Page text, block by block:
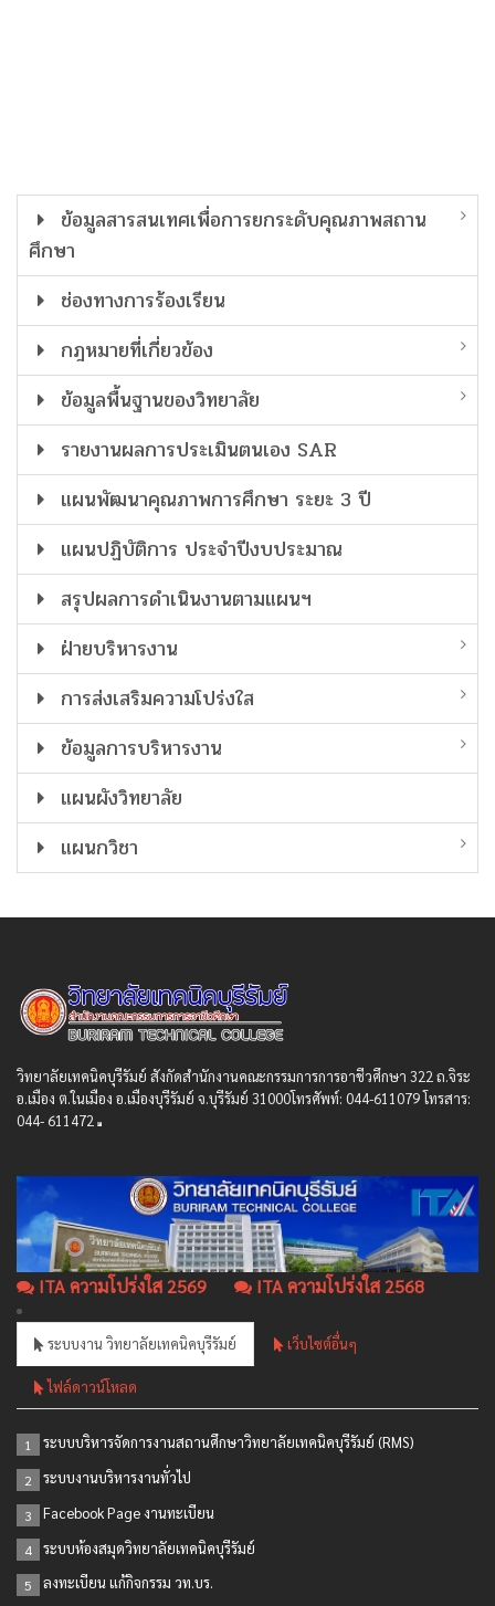
ข้อมูลสารสนเทศเพื่อการยกระดับคุณภาพสถาน
ศึกษา
ช่องทางการร้องเรียน
กฎหมายที่เกี่ยวข้อง
ข้อมูลพื้นฐานของวิทยาลัย
รายงานผลการประเมินตนเอง SAR
แผนพัฒนาคุณภาพการศึกษา ระยะ 3 ปี
แผนปฏิบัติการ ประจำปีงบประมาณ
สรุปผลการดำเนินงานตามแผนฯ
ฝ่ายบริหารงาน
การส่งเสริมความโปร่งใส
ข้อมูลการบริหารงาน
แผนผังวิทยาลัย
แผนกวิชา
วิทยาลัยเทคนิคบุรีรัมย์ สังกัดสํานักงานคณะกรรมการการอาชีวศึกษา 322 ถ.จิระ
อ.เมือง ต.ในเมือง อ.เมืองบุรีรัมย์ จ.บุรีรัมย์ 31000โทรศัพท์: 044-611079 โทรสาร:
044- 611472
ITA ความโปร่งใส 2569 ITA ความโปร่งใส 2568
ระบบงาน วิทยาลัยเทคนิคบุรีรัมย์ เว็บไซต์อื่นๆ
ไฟล์ดาวน์โหลด
1 ระบบบริหารจัดการงานสถานศึกษาวิทยาลัยเทคนิคบุรีรัมย์ (RMS)
2 ระบบงานบริหารงานทั่วไป
3 Facebook Page งานทะเบียน
4 ระบบห้องสมุดวิทยาลัยเทคนิคบุรีรัมย์
5 ลงทะเบียน แก้กิจกรรม วท.บร.